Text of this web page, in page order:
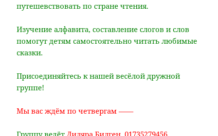
путешевствовать по стране чтения.
Изучение алфавита, составление слогов и слов
помогут детям самостоятельно читать любимые
сказки.
Присоединяйтесь к нашей весёлой дружной
группе!
Мы вас ждём по четвергам ——